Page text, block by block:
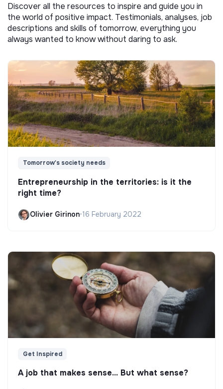
Discover all the resources to inspire and guide you in
the world of positive impact. Testimonials, analyses, job
descriptions and skills of tomorrow, everything you
always wanted to know without daring to ask.
Tomorrow's society needs
Entrepreneurship in the territories: is it the
right time?
Olivier Girinon•16 February 2022
Get Inspired
A job that makes sense... But what sense?